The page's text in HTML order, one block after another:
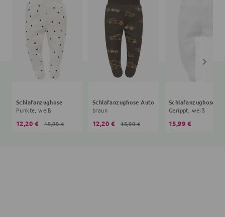
Schlafanzughose
Punkte, weiß
12,20 € 15,99 €
Schlafanzughose Auto
braun
12,20 € 15,99 €
Schlafanzughose
Gerippt, weiß
15,99 €